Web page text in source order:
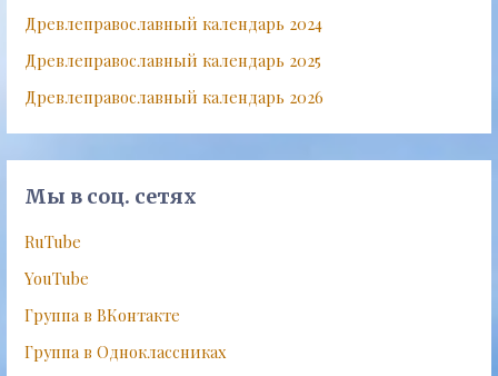
Древлеправославный календарь 2024
Древлеправославный календарь 2025
Древлеправославный календарь 2026
Мы в соц. сетях
RuTube
YouTube
Группа в ВКонтакте
Группа в Одноклассниках